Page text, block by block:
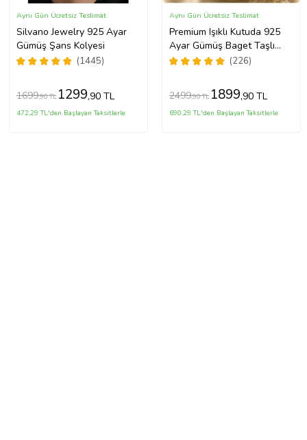
Silvano Jewelry 925 Ayar
Gümüş Şans Kolyesi
(1445)
Aynı Gün Ücretsiz Teslimat
1699,90 TL 1299,90 TL
472,29 TL'den Başlayan Taksitlerle
Premium Işıklı Kutuda 925
Ayar Gümüş Baget Taşlı
Lotus Çiçeği Kolye
(226)
Aynı Gün Ücretsiz Teslimat
2499,90 TL 1899,90 TL
690,29 TL'den Başlayan Taksitlerle